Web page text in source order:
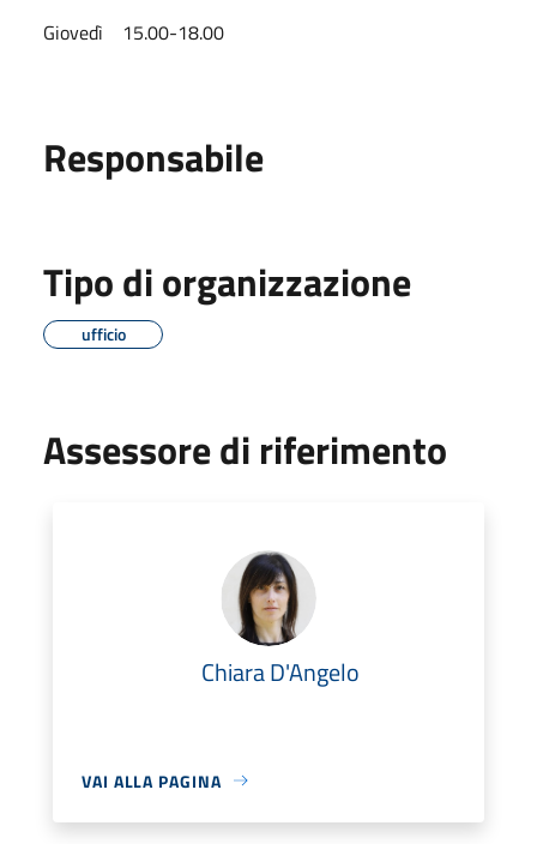
Giovedì 15.00-18.00
Responsabile
Tipo di organizzazione
ufficio
Assessore di riferimento
Chiara D'Angelo
VAI ALLA PAGINA